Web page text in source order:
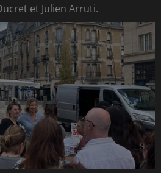
et Julien Arruti.